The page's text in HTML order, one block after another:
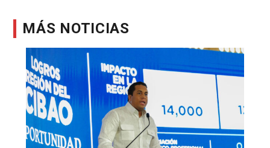
MÁS NOTICIAS